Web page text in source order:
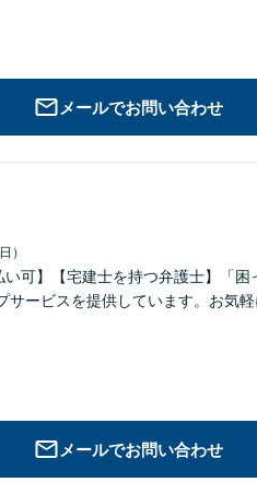
メールでお問い合わせ
）
可】【宅建士を持つ弁護士】「困
ービスを提供しています。お気軽
メールでお問い合わせ